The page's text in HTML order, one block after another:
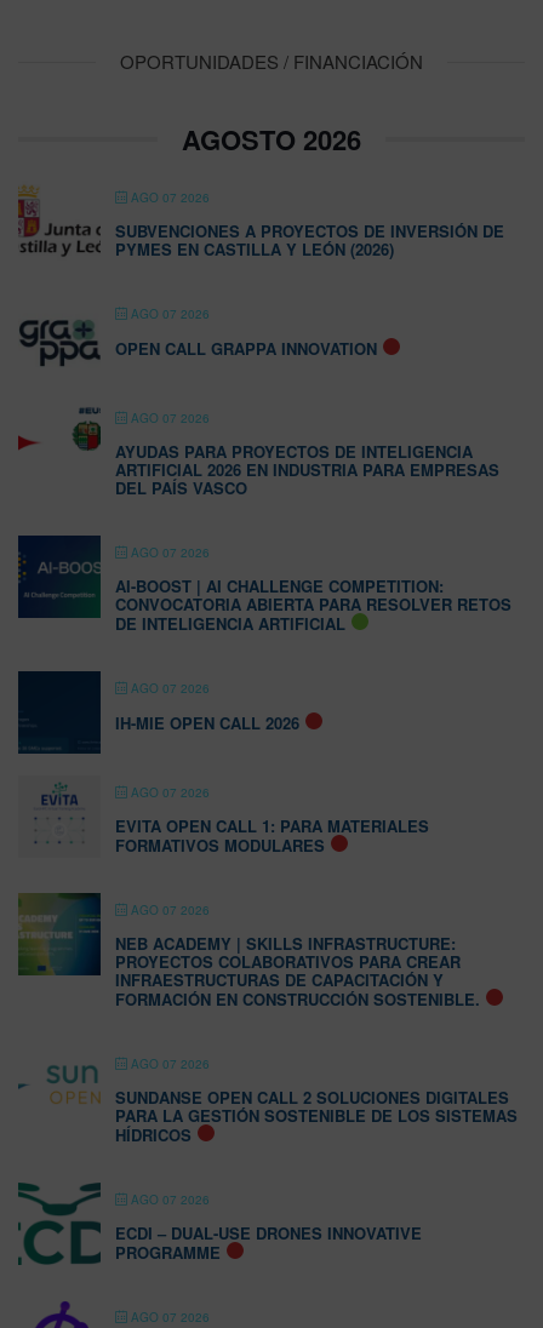
OPORTUNIDADES / FINANCIACIÓN
AGOSTO 2026
AGO 07 2026
SUBVENCIONES A PROYECTOS DE INVERSIÓN DE
PYMES EN CASTILLA Y LEÓN (2026)
AGO 07 2026
OPEN CALL GRAPPA INNOVATION
AGO 07 2026
AYUDAS PARA PROYECTOS DE INTELIGENCIA
ARTIFICIAL 2026 EN INDUSTRIA PARA EMPRESAS
DEL PAÍS VASCO
AGO 07 2026
AI-BOOST | AI CHALLENGE COMPETITION:
CONVOCATORIA ABIERTA PARA RESOLVER RETOS
DE INTELIGENCIA ARTIFICIAL
AGO 07 2026
IH-MIE OPEN CALL 2026
AGO 07 2026
EVITA OPEN CALL 1: PARA MATERIALES
FORMATIVOS MODULARES
AGO 07 2026
NEB ACADEMY | SKILLS INFRASTRUCTURE:
PROYECTOS COLABORATIVOS PARA CREAR
INFRAESTRUCTURAS DE CAPACITACIÓN Y
FORMACIÓN EN CONSTRUCCIÓN SOSTENIBLE.
AGO 07 2026
SUNDANSE OPEN CALL 2 SOLUCIONES DIGITALES
PARA LA GESTIÓN SOSTENIBLE DE LOS SISTEMAS
HÍDRICOS
AGO 07 2026
ECDI – DUAL-USE DRONES INNOVATIVE
PROGRAMME
AGO 07 2026